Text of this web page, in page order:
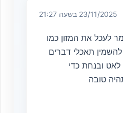
23/11/2025 בשעה 21:27
לעכל את המזון כמו
תאכלי דברים
לאט ובנחת כדי
טובה